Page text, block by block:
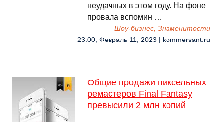
неудачных в этом году. На фоне
провала вспомин …
Шоу-бизнес, Знаменитости
23:00, Февраль 11, 2023 | kommersant.ru
Общие продажи пиксельных
ремастеров Final Fantasy
превысили 2 млн копий